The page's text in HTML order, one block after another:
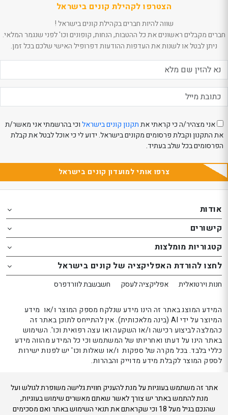
הצטרפו לקהילת קונים בישראל
שווה להיות חברים בקהילת קונים בישראל !
חברים מקבלים ראשונים את כל ההטבות, הנחות, קופונים וכו' לפני שנגמר המלאי.
ניתן לבטל או לשנות את העדפות ההודעות דפרופיל האישי שלכם בכל זמן.
אני מצהיר/ה כי קראתי אתתקנון קונים בישראלוכי בהרשמתי אני מאשר/ת
את התקנון וקבלת פרסומים מקונים בישראל. ידוע לי כי אוכל לבטל את קבלת
הפרסומים בכל שלב בעתיד.
צרפו אותי למועדון קונים בישראל
footer
the
website,
באפשרותך
ללחוץ
אנטר
לאזור
הבא
footer
the
website,
באפשרותך
ללחוץ
אנטר
לאזור
הבא
אודות
קישורים
קטגוריות מומלצות
לחצו להורדת האפליקציה של קונים בישראל
חנות וירטואלית אפליקציה לעסק חשבשבת לוורדפרס
המידע המוצג באתר זה הינו מידע שנלקח מספק המוצר ו/או מידע
המיוצר על ידי AI (בינה מלאכותית). אין להתייחס לתוכן באתר זה
כהמלצה לביצוע רכישה ו/או השקעה ואו עצה רפואית וכו'. השימוש
באתר הינו על דעתו ואחריותו של המשתמש וכי כל המידע מהווה מידע
כללי בלבד. בכל מקרה של ספקות ו/או שאלות וכו' יש לפנות ישירות
לספק המוצר לקבלת מידע מדוייק והבהרות.
קונים בישראל 2024
אתר זה משתמש בעוגיות על מנת להעניק חווית גלישה משופרת לגולש ועל
מנת להתמש באתר יש צורך לאשר שאתם מאשרים שימוש בעוגיות,
שהנכם בגיל מעל 18 וכי שקראתם את תנאי השימוש באתר ואם מסכימים